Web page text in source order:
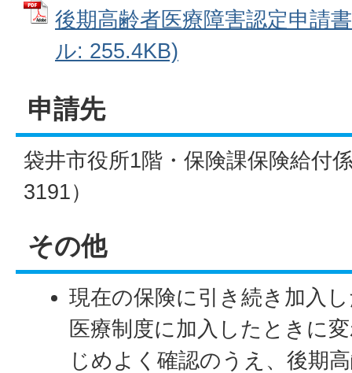
後期高齢者医療障害認定申請
ル: 255.4KB)
申請先
袋井市役所1階・保険課保険給付
3191）
その他
現在の保険に引き続き加入
医療制度に加入したときに
じめよく確認のうえ、後期